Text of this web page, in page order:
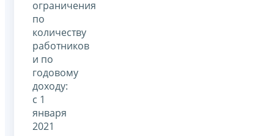
ограничения
по
количеству
работников
и по
годовому
доходу:
с 1
января
2021